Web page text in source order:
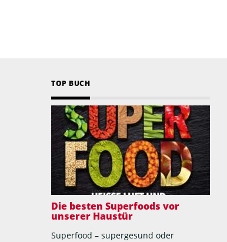
TOP BUCH
Die besten Superfoods vor
unserer Haustür
Superfood – supergesund oder